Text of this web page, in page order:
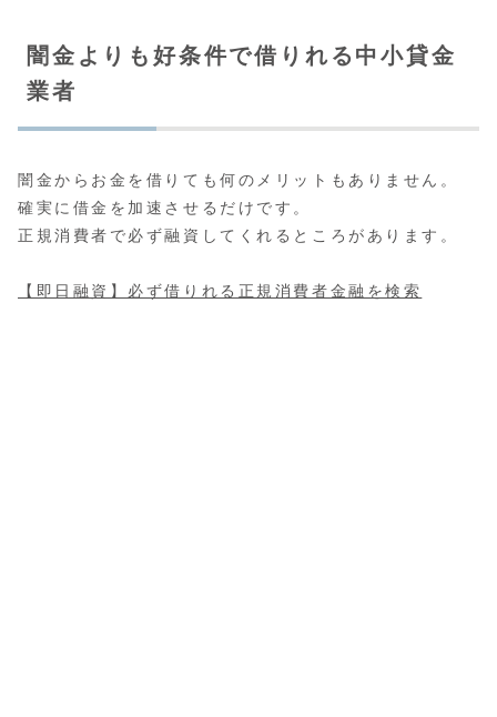
闇金よりも好条件で借りれる中小貸金
業者
闇金からお金を借りても何のメリットもありません。
確実に借金を加速させるだけです。
正規消費者で必ず融資してくれるところがあります。
【即日融資】必ず借りれる正規消費者金融を検索